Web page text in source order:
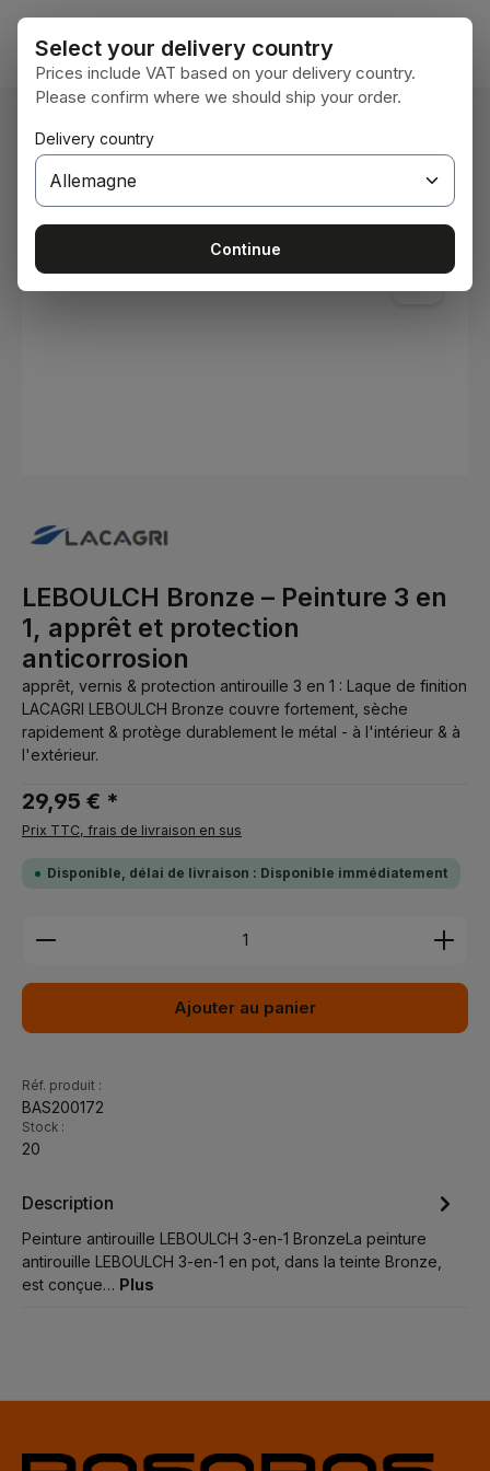
Passer au contenu principal
Vous êtes ici : Accueil
Peintures et vernis
Ignorer la galerie d'images
LEBOULCH Bronze – Peinture 3 en
1, apprêt et protection
anticorrosion
apprêt, vernis & protection antirouille 3 en 1 : Laque de finition
LACAGRI LEBOULCH Bronze couvre fortement, sèche
rapidement & protège durablement le métal - à l'intérieur & à
l'extérieur.
29,95 € *
Prix TTC, frais de livraison en sus
Disponible, délai de livraison : Disponible immédiatement
Quantité de produit : Entrez la quantité
Ajouter au panier
Réf. produit :
BAS200172
Stock :
20
Description
Peinture antirouille LEBOULCH 3-en-1 BronzeLa peinture
antirouille LEBOULCH 3-en-1 en pot, dans la teinte Bronze,
est conçue… Plus
Select your delivery country
Prices include VAT based on your delivery country.
Please confirm where we should ship your order.
Delivery country
Continue